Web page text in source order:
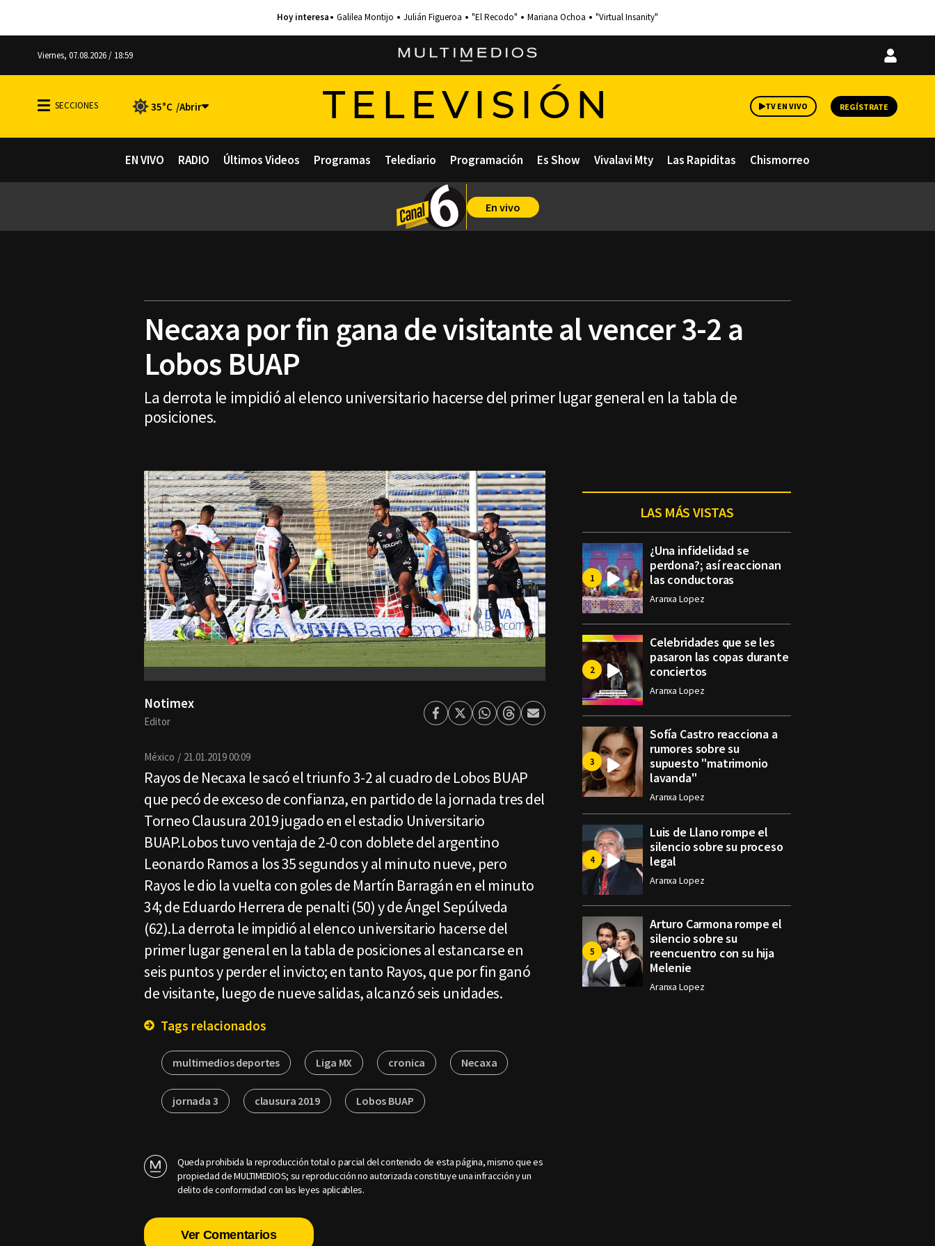
Galilea Montijo Julián Figueroa "El Recodo" Mariana Ochoa "Virtual Insanity"
Viernes, 07.08.2026 / 18:59
Iniciar
35°C TELEVISIÓN TV EN VIVO REGÍSTRATE
EN VIVO RADIO Últimos Videos Programas Telediario Programación Es Show Vivalavi Mty Las Rapiditas Chismorreo
En vivo
Necaxa por fin gana de visitante al vencer 3-2 a
Lobos BUAP
La derrota le impidió al elenco universitario hacerse del primer lugar general en la tabla de
posiciones.
Notimex
Editor Facebook
TwitterWhatsapp
ThreadsEnviar
México 21.01.2019 00:09
Rayos de Necaxa le sacó el triunfo 3-2 al cuadro de Lobos BUAP
que pecó de exceso de confianza, en partido de la jornada tres del
Torneo Clausura 2019 jugado en el estadio Universitario
BUAP.Lobos tuvo ventaja de 2-0 con doblete del argentino
Leonardo Ramos a los 35 segundos y al minuto nueve, pero
Rayos le dio la vuelta con goles de Martín Barragán en el minuto
34; de Eduardo Herrera de penalti (50) y de Ángel Sepúlveda
(62).La derrota le impidió al elenco universitario hacerse del
primer lugar general en la tabla de posiciones al estancarse en
seis puntos y perder el invicto; en tanto Rayos, que por fin ganó
de visitante, luego de nueve salidas, alcanzó seis unidades.
Tags relacionados
multimedios deportes Liga MX cronica Necaxa
jornada 3 clausura 2019 Lobos BUAP
Queda prohibida la reproducción total o parcial del contenido de esta página, mismo que es
propiedad de MULTIMEDIOS; su reproducción no autorizada constituye una infracción y un
delito de conformidad con las leyes aplicables.
Ver Comentarios
LAS MÁS VISTAS
¿Una infidelidad se
perdona?; así reaccionan
las conductoras
Aranxa Lopez
Celebridades que se les
pasaron las copas durante
conciertos
Aranxa Lopez
Sofía Castro reacciona a
rumores sobre su
supuesto "matrimonio
lavanda"
Aranxa Lopez
Luis de Llano rompe el
silencio sobre su proceso
legal
Aranxa Lopez
Arturo Carmona rompe el
silencio sobre su
reencuentro con su hija
Melenie
Aranxa Lopez